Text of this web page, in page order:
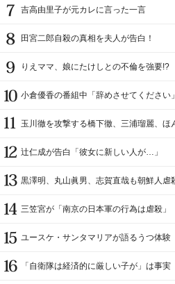
吉高由里子が元カレに言った一言
田宮二郎自殺の真相を夫人が告白！
りえママ、娘にたけしとの不倫を強要!?
小倉優香の番組中「辞めさせてください
玉川徹を攻撃する橋下徹、三浦瑠麗、
辻仁成が告白「彼女に新しい人が…」
黒澤明、丸山眞男、志賀直哉も朝鮮人虐
三笠宮が「南京の日本軍の行為は虐殺」
ユースケ・サンタマリアが語るうつ体験
「自衛隊は経済的に厳しい子が」は事